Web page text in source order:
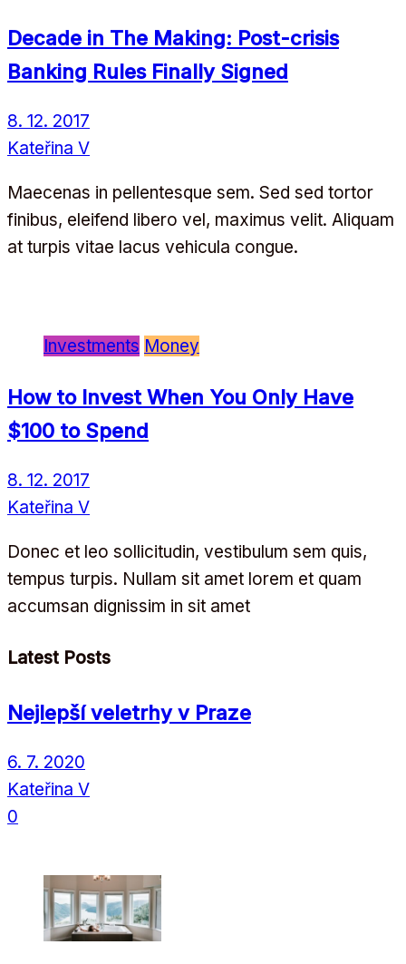
Decade in The Making: Post-crisis
Banking Rules Finally Signed
8. 12. 2017
Kateřina V
Maecenas in pellentesque sem. Sed sed tortor
finibus, eleifend libero vel, maximus velit. Aliquam
at turpis vitae lacus vehicula congue.
Investments Money
How to Invest When You Only Have
$100 to Spend
8. 12. 2017
Kateřina V
Donec et leo sollicitudin, vestibulum sem quis,
tempus turpis. Nullam sit amet lorem et quam
accumsan dignissim in sit amet
Latest Posts
Nejlepší veletrhy v Praze
6. 7. 2020
Kateřina V
0